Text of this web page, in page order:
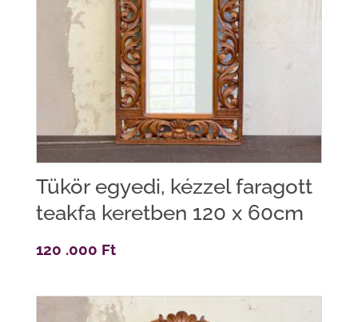
Tükör egyedi, kézzel faragott
teakfa keretben 120 x 60cm
120 .000 Ft